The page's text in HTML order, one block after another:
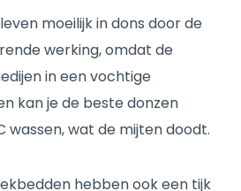
moeilijk in dons door de
werking, omdat de
in een vochtige
kan je de beste donzen
wassen, wat de mijten doodt.
hebben ook een tijk